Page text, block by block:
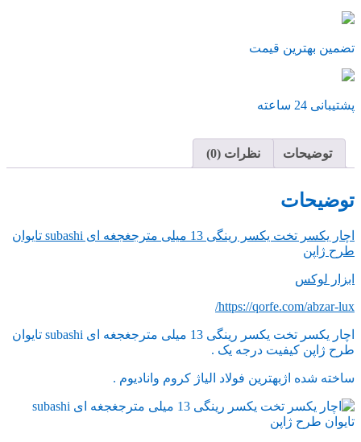
تضمین بهترین قیمت
پشتیبانی 24 ساعته
توضیحات نظرات (0)
توضیحات
اچار یکسر تخت یکسر رینگی 13 میلی مترجغجغه ای subashi تایوان
طرح ژاپن
ابزار لوکس
https://qorfe.com/abzar-lux/
اچار یکسر تخت یکسر رینگی 13 میلی مترجغجغه ای subashi تایوان
طرح ژاپن کیفیت درجه یک .
ساخته شده اژبهترین فولاد الیاژ کروم وانادیوم .